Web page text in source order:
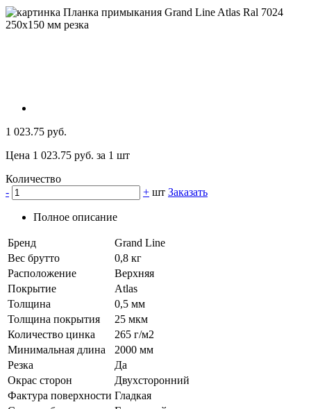
1 023.75 руб.
Цена 1 023.75 руб. за 1 шт
Количество
-
+ шт Заказать
Полное описание
Бренд
Grand Line
Вес брутто
0,8 кг
Расположение
Верхняя
Покрытие
Atlas
Толщина
0,5 мм
Толщина покрытия
25 мкм
Количество цинка
265 г/м2
Минимальная длина
2000 мм
Резка
Да
Окрас сторон
Двухсторонний
Фактура поверхности Гладкая